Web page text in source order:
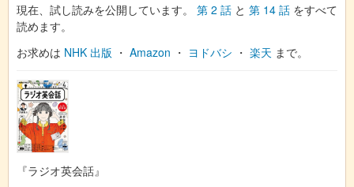
現在、試し読みを公開しています。 第 2 話 と 第 14 話 をすべて
読めます。
お求めは NHK 出版 ・ Amazon ・ ヨドバシ ・ 楽天 まで。
『ラジオ英会話』